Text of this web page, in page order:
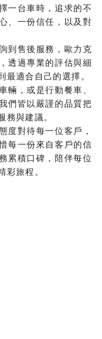
一台車時，追求的不
、一份信任，以及對
到售後服務，歐力克
透過專業的評估與細
最適合自己的選擇。
輛，或是行動餐車、
們皆以嚴謹的品質把
務與建議。
度對待每一位客戶，
每一份來自客戶的信
累積口碑，陪伴每位
彩旅程。